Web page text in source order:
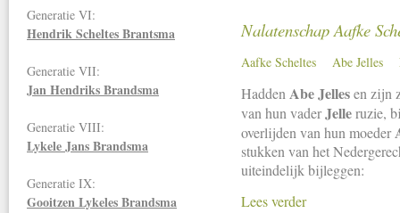
Nalatenschap Aafke
Aafke Scheltes Abe Jelles
HaddenAbe Jellesen zijn
van hun vaderJelleruzie,
overlijden van hun moeder
stukken van het
uiteindelijk bijleggen:
Lees verder
Generatie VI:
Hendrik Scheltes Brantsma
Generatie VII:
Jan HendriksBrandsma
Generatie VIII:
Lykele Jans Brandsma
Generatie IX:
Gooitzen Lykeles Brandsma